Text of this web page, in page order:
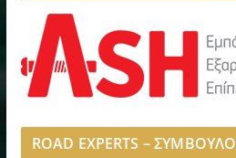
ROAD EXPERTS –